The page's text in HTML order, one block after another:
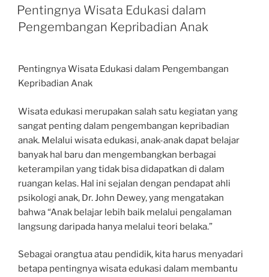
ON
Pentingnya Wisata Edukasi dalam
Pengembangan Kepribadian Anak
Pentingnya Wisata Edukasi dalam Pengembangan
Kepribadian Anak
Wisata edukasi merupakan salah satu kegiatan yang
sangat penting dalam pengembangan kepribadian
anak. Melalui wisata edukasi, anak-anak dapat belajar
banyak hal baru dan mengembangkan berbagai
keterampilan yang tidak bisa didapatkan di dalam
ruangan kelas. Hal ini sejalan dengan pendapat ahli
psikologi anak, Dr. John Dewey, yang mengatakan
bahwa “Anak belajar lebih baik melalui pengalaman
langsung daripada hanya melalui teori belaka.”
Sebagai orangtua atau pendidik, kita harus menyadari
betapa pentingnya wisata edukasi dalam membantu